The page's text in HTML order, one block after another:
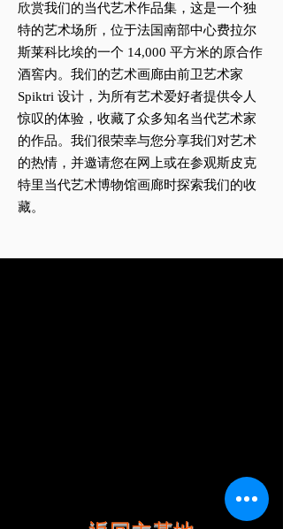
欣赏我们的当代艺术作品集，这是一个独
特的艺术场所，位于法国南部中心费拉尔
斯莱科比埃的一个 14,000 平方米的原合作
酒窖内。我们的艺术画廊由前卫艺术家
Spiktri 设计，为所有艺术爱好者提供令人
惊叹的体验，收藏了众多知名当代艺术家
的作品。我们很荣幸与您分享我们对艺术
的热情，并邀请您在网上或在参观斯皮克
特里当代艺术博物馆画廊时探索我们的收
藏。